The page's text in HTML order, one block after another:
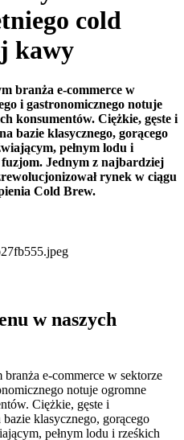
cold
kawy
branża e-commerce w
i gastronomicznego notuje
konsumentów. Ciężkie, gęste i
bazie klasycznego, gorącego
pełnym lodu i
Jednym z najbardziej
rynek w ciągu
Cold Brew.
w naszych
e-commerce w sektorze
notuje ogromne
Ciężkie, gęste i
klasycznego, gorącego
pełnym lodu i rześkich